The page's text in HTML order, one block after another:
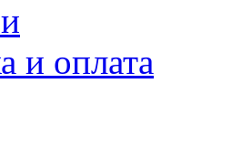
и оплата